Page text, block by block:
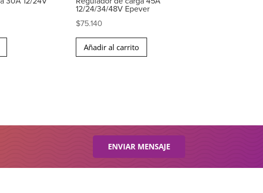
12/24/34/48V Epever
$75.140
Añadir al carrito
ENVIAR MENSAJE